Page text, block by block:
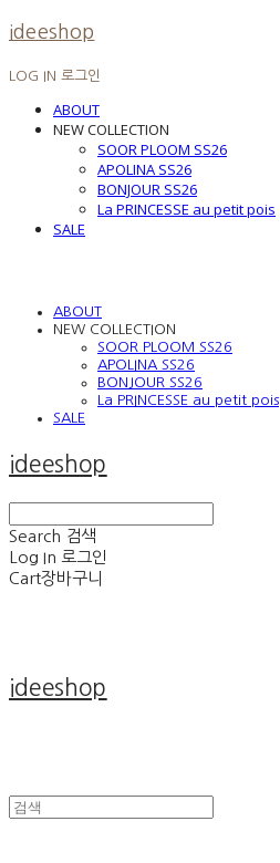
ideeshop
LOG IN 로그인
ABOUT
NEW COLLECTION
SOOR PLOOM SS26
APOLINA SS26
BONJOUR SS26
La PRINCESSE au petit pois
SALE
ABOUT
NEW COLLECTION
SOOR PLOOM SS26
APOLINA SS26
BONJOUR SS26
La PRINCESSE au petit pois
SALE
ideeshop
Search 검색
Log In 로그인
Cart장바구니
ideeshop